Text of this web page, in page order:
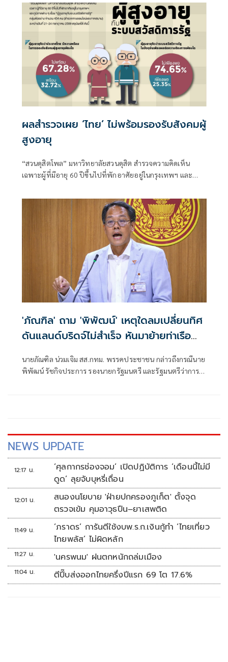
ผลสำรวจเผย ‘ไทย’ ไม่พร้อมรองรับสังคมผู้
สูงอายุ
“สวนดุสิตโพล” มหาวิทยาลัยสวนดุสิต สำรวจความคิดเห็น
เฉพาะผู้ที่มีอายุ 60 ปีขึ้นไปที่พักอาศัยอยู่ในกรุงเทพฯ และ
'ภัณฑิล' ถาม 'พิพัฒน์' เหตุใดลมเปลี่ยนทิศ
ดันแลนด์บริดจ์ไม่สำเร็จ หันมาย้ายท่าเรือ
นายภัณฑิล น่วมเจิม สส.กทม. พรรคประชาชน กล่าวถึงกรณีนาย
พิพัฒน์ รัชกิจประการ รองนายกรัฐมนตรี และรัฐมนตรีว่าการ
NEWS UPDATE
12:17 น.
‘ศุลกากรช่องจอม’ เปิดปฏิบัติการ ‘เดือนนี้ไม่มี
ดูด’ ลุยจับบุหรี่เถื่อน
12:01 น.
สนองนโยบาย 'ฝ่ายปกครองภูเก็ต' ตั้งจุด
ตรวจเข้ม คุมอาวุธปืน–ยาเสพติด
11:49 น.
‘ภราดร’ การันตีใช้งบพ.ร.ก.เงินกู้ทำ ‘ไทยเที่ยว
ไทยพลัส’ ไม่ผิดหลัก
11:27 น. 'นครพนม' ฝนตกหนักถล่มเมือง
11:04 น. ตีปี๊บส่งออกไทยครึ่งปีแรก 69 โต 17.6%